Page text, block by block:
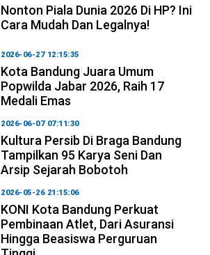
Nonton Piala Dunia 2026 Di HP? Ini
Cara Mudah Dan Legalnya!
2026-06-27 12:15:35
Kota Bandung Juara Umum
Popwilda Jabar 2026, Raih 17
Medali Emas
2026-06-07 07:11:30
Kultura Persib Di Braga Bandung
Tampilkan 95 Karya Seni Dan
Arsip Sejarah Bobotoh
2026-05-26 21:15:06
KONI Kota Bandung Perkuat
Pembinaan Atlet, Dari Asuransi
Hingga Beasiswa Perguruan